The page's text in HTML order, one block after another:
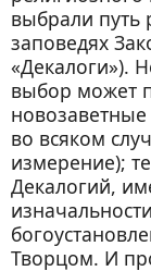
выбрали путь
заповедях
«Декалоги»).
выбор может
во всяком
измерение);
Декалогий,
Творцом. И